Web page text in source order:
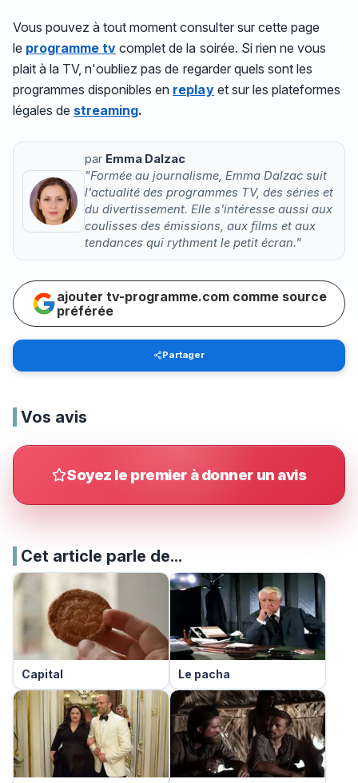
Vous pouvez à tout moment consulter sur cette page
le programme tv complet de la soirée. Si rien ne vous
plait à la TV, n'oubliez pas de regarder quels sont les
programmes disponibles en replayet sur les plateformes
légales de streaming.
par Emma Dalzac
"Formée au journalisme, Emma Dalzac suit
l'actualité des programmes TV, des séries et
du divertissement. Elle s'intéresse aussi aux
coulisses des émissions, aux films et aux
tendances qui rythment le petit écran."
ajouter tv-programme.com comme source
préférée
Partager
Vos avis
Soyez le premier à donner un avis
Cet article parle de...
Capital Le pacha